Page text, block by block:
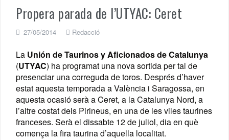
Propera parada de l’UTYAC: Ceret
27/05/2014 Redacció
La Unión de Taurinos y Aficionados de Catalunya
(UTYAC) ha programat una nova sortida per tal de
presenciar una correguda de toros. Després d’haver
estat aquesta temporada a València i Saragossa, en
aquesta ocasió serà a Ceret, a la Catalunya Nord, a
l’altre costat dels Pirineus, en una de les viles taurines
franceses. Serà el dissabte 12 de juliol, dia en què
comença la fira taurina d’aquella localitat.